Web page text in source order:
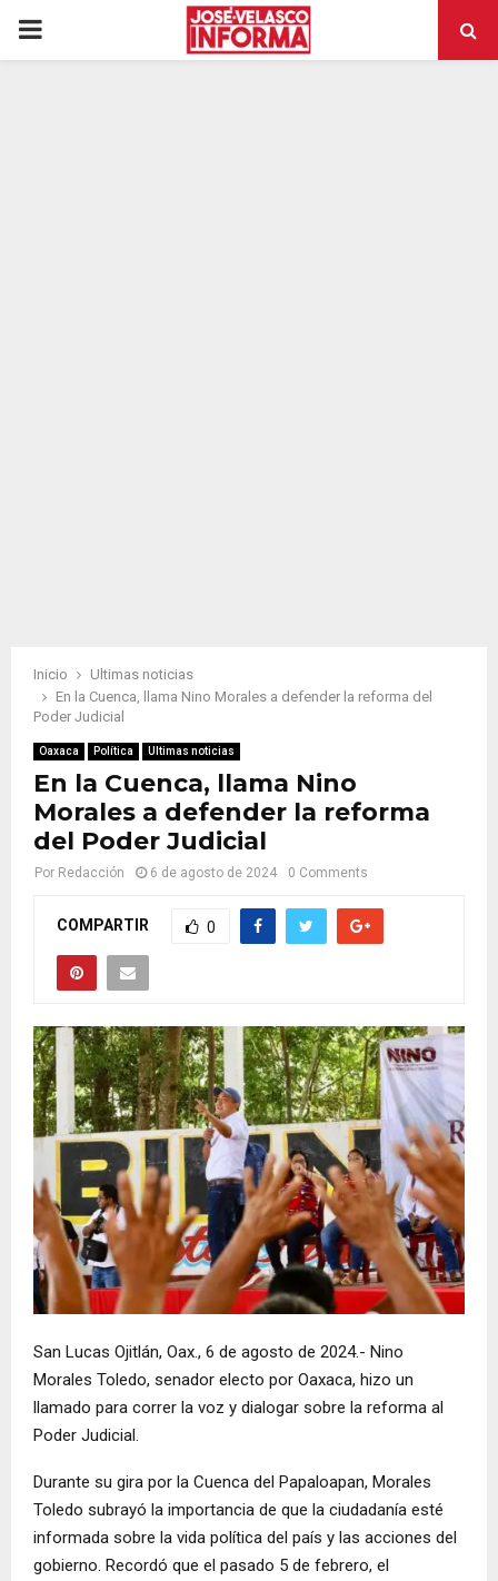
PRIMARY
Inicio
Ultimas noticias
En la Cuenca, llama Nino Morales a defender la reforma del
Poder Judicial
Oaxaca Política Ultimas noticias
En la Cuenca, llama Nino
Morales a defender la reforma
del Poder Judicial
Por Redacción 6 de agosto de 2024 0 Comments
COMPARTIR 0
San Lucas Ojitlán, Oax., 6 de agosto de 2024.- Nino
Morales Toledo, senador electo por Oaxaca, hizo un
llamado para correr la voz y dialogar sobre la reforma al
Poder Judicial.
Durante su gira por la Cuenca del Papaloapan, Morales
Toledo subrayó la importancia de que la ciudadanía esté
informada sobre la vida política del país y las acciones del
gobierno. Recordó que el pasado 5 de febrero, el